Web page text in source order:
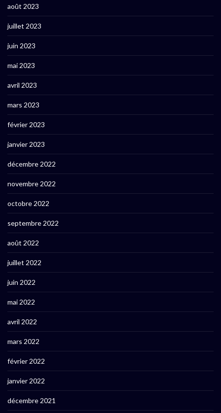
août 2023
juillet 2023
juin 2023
mai 2023
avril 2023
mars 2023
février 2023
janvier 2023
décembre 2022
novembre 2022
octobre 2022
septembre 2022
août 2022
juillet 2022
juin 2022
mai 2022
avril 2022
mars 2022
février 2022
janvier 2022
décembre 2021